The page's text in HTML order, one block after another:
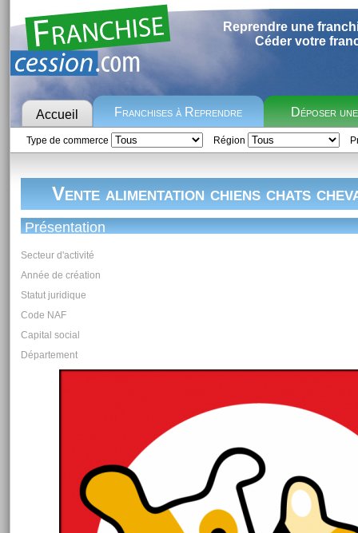
Reprendre une
Céder votre
Accueil Franchises à Reprendre Déposer
Type de commerce Région
Vente alimentation chiens chats
Présentation
Secteur d'activité
Année de création
Statut juridique
Code NAF
Capital social
Département